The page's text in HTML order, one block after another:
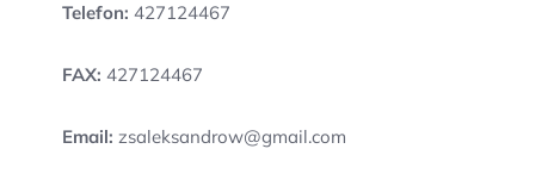
Telefon: 427124467
FAX: 427124467
Email: zsaleksandrow@gmail.com